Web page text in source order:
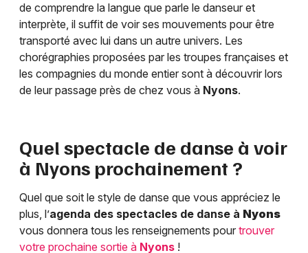
de comprendre la langue que parle le danseur et
interprète, il suffit de voir ses mouvements pour être
transporté avec lui dans un autre univers. Les
chorégraphies proposées par les troupes françaises et
les compagnies du monde entier sont à découvrir lors
de leur passage près de chez vous à Nyons.
Quel spectacle de danse à voir
à Nyons prochainement ?
Quel que soit le style de danse que vous appréciez le
plus, l’agenda des spectacles de danse à Nyons
vous donnera tous les renseignements pour trouver
votre prochaine sortie à Nyons !